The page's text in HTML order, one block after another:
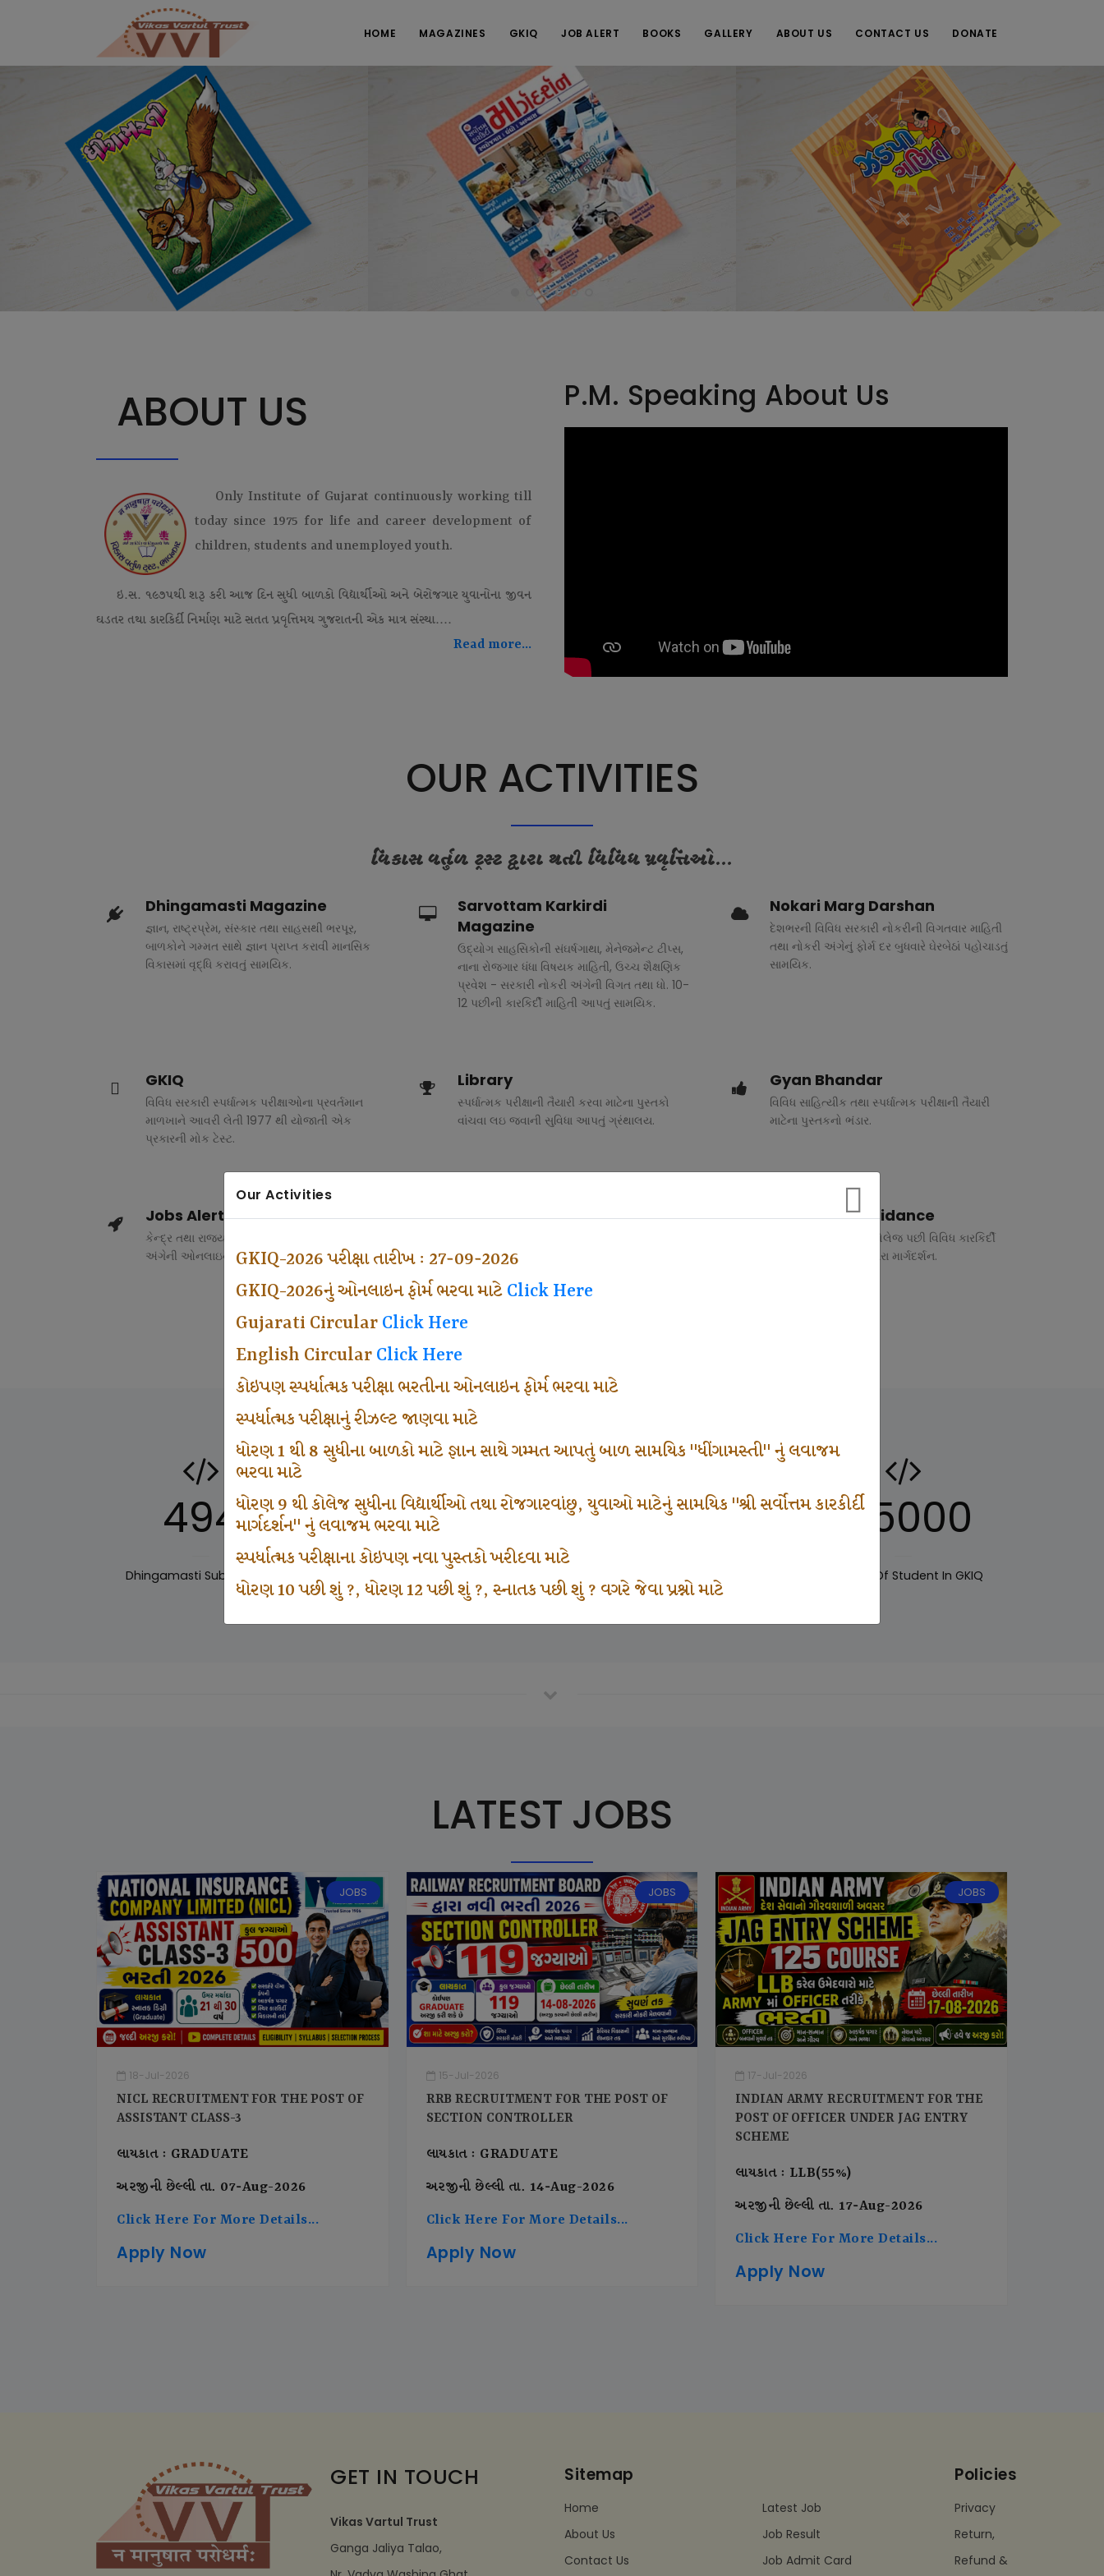
HOME MAGAZINES GKIQ JOB ALERT BOOKS GALLERY ABOUT US CONTACT US DONATE
Our Activities
GKIQ-2026 પરીક્ષા તારીખ : 27-09-2026
GKIQ-2026નું ઓનલાઇન ફોર્મ ભરવા માટે Click Here
Gujarati Circular Click Here
English Circular Click Here
કોઇપણ સ્પર્ધાત્મક પરીક્ષા ભરતીના ઓનલાઇન ફોર્મ ભરવા માટે
સ્પર્ધાત્મક પરીક્ષાનું રીઝલ્ટ જાણવા માટે
ધોરણ 1 થી 8 સુધીના બાળકો માટે જ્ઞાન સાથે ગમ્મત આપતું બાળ સામયિક "ધીંગામસ્તી" નું લવાજમ
ભરવા માટે
ધોરણ 9 થી કોલેજ સુધીના વિદ્યાર્થીઓ તથા રોજગારવાંછુ, યુવાઓ માટેનું સામયિક "શ્રી સર્વોત્તમ કારકીર્દી
માર્ગદર્શન" નું લવાજમ ભરવા માટે
સ્પર્ધાત્મક પરીક્ષાના કોઇપણ નવા પુસ્તકો ખરીદવા માટે
ધોરણ 10 પછી શું ?, ધોરણ 12 પછી શું ?, સ્નાતક પછી શું ? વગરે જેવા પ્રશ્નો માટે
ABOUT US
Only Institute of Gujarat continuously working till
today since 1975 for life and career development of
children, students and unemployed youth.
ઇ.સ. ૧૯૭૫થી શરૂ કરી આજ દિન સુધી બાળકો વિદ્યાર્થીઓ અને બેરોજગાર યુવાનોના જીવન
ઘડતર તથા કારકિર્દી નિર્માણ માટે સતત પ્રવૃત્તિમય ગુજરાતની એક માત્ર સંસ્થા....
Read more...
P.M. Speaking About Us
OUR ACTIVITIES
વિકાસ વર્તુળ ટ્રસ્ટ દ્વારા થતી વિવિધ પ્રવૃત્તિઓ...
Dhingamasti Magazine
જ્ઞાન, રાષ્ટ્રપ્રેમ, સંસ્કાર તથા સાહસથી ભરપૂર,
બાળકોને ગમ્મત સાથે જ્ઞાન પ્રાપ્ત કરાવી માનસિક
વિકાસમાં વૃદ્ધિ કરાવતું સામયિક.
Sarvottam Karkirdi
Magazine
ઉદ્યોગ સાહસિકોની સંઘર્ષગાથા, મેનેજમેન્ટ ટીપ્સ,
નાના રોજગાર ધંધા વિષયક માહિતી, ઉચ્ચ શૈક્ષણિક
પ્રવેશ - સરકારી નોકરી અંગેની વિગત તથા ધો. 10-
12 પછીની કારકિર્દી માહિતી આપતું સામયિક.
Nokari Marg Darshan
દેશભરની વિવિધ સરકારી નોકરીની વિગતવાર માહિતી
તથા નોકરી અંગેનું ફોર્મ દર બુધવારે ઘેરબેઠાં પહોચાડતું
સામયિક.
GKIQ
વિવિધ સરકારી સ્પર્ધાત્મક પરીક્ષાઓના પ્રવર્તમાન
માળખાને આવરી લેતી 1977 થી યોજાતી એક
પ્રકારની મોક ટેસ્ટ.
Library
સ્પર્ધાત્મક પરીક્ષાની તૈયારી કરવા માટેના પુસ્તકો
વાંચવા લઇ જવાની સુવિધા આપતું ગ્રંથાલય.
Gyan Bhandar
વિવિધ સાહિત્યીક તથા સ્પર્ધાત્મક પરીક્ષાની તૈયારી
માટેના પુસ્તકનો ભંડાર.
Jobs Alert
કેન્દ્ર તથા રાજ્ય સરકારના વિવિધ વિભાગોમાં ભરતી
અંગેની ઓનલાઇન માહિતી.
Competitive Exam Class
હેતુ ફક્ત વ્યવસ્થા ખર્ચ લઇ ચલાવતા વર્ગ.
Vocational Guidance
ધોરણ 10 અને 12 તથા કોલેજ પછી વિવિધ કારકિર્દી
અંગે રૂબરુ તથા ફોન દ્વારા માર્ગદર્શન.
494
Dhingamasti Subscription
665 1000 125000
Number Of Student In GKIQ
LATEST JOBS
JOBS
18-Jul-2026
NICL RECRUITMENT FOR THE POST OF
ASSISTANT CLASS-3
લાયકાત : GRADUATE
અરજીની છેલ્લી તા. 07-Aug-2026
Click Here For More Details...
Apply Now
JOBS
15-Jul-2026
RRB RECRUITMENT FOR THE POST OF
SECTION CONTROLLER
લાયકાત : GRADUATE
અરજીની છેલ્લી તા. 14-Aug-2026
Click Here For More Details...
Apply Now
JOBS
17-Jul-2026
INDIAN ARMY RECRUITMENT FOR THE
POST OF OFFICER UNDER JAG ENTRY
SCHEME
લાયકાત : LLB(55%)
અરજીની છેલ્લી તા. 17-Aug-2026
Click Here For More Details...
Apply Now
GET IN TOUCH
Vikas Vartul Trust
Ganga Jaliya Talao,
Sitemap
Home
About Us
Contact Us
Latest Job
Job Result
Job Admit Card
Policies
Privacy
Return,
Refund &